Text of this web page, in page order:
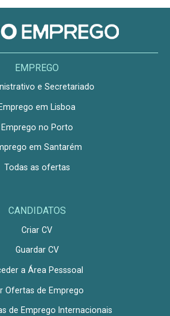
EMPREGO
e Secretariado
Emprego em Lisboa
Emprego no Porto
em Santarém
Todas as ofertas
CANDIDATOS
Criar CV
Guardar CV
a Área Pesssoal
Ofertas de Emprego
de Emprego Internacionais